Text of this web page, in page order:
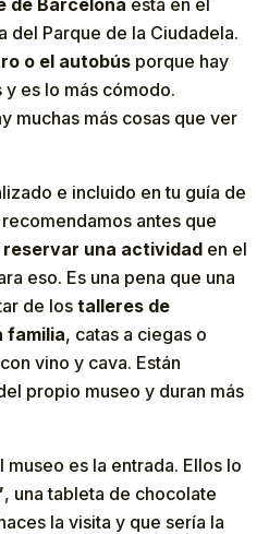
del Parque de la Ciudadela.
o el autobús porque hay
es lo más cómodo.
muchas más cosas que ver
e incluido en tu guía de
antes que
reservar una actividad en el
eso. Es una pena que una
de los talleres de
familia, catas a ciegas o
vino y cava. Están
propio museo y duran más
es la entrada. Ellos lo
, una tableta de chocolate
la visita y que sería la